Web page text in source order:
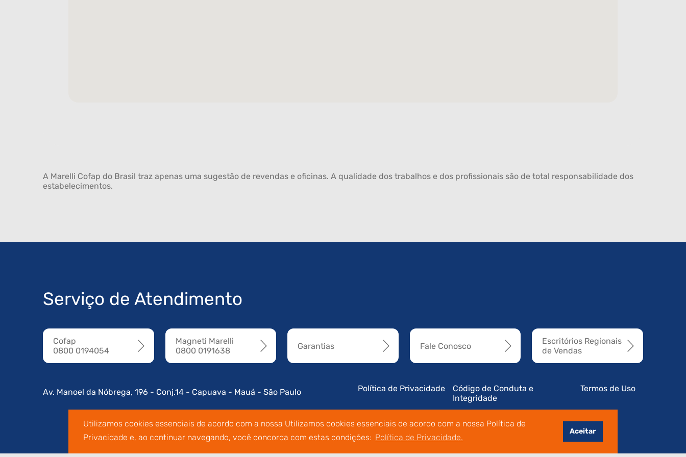
Utilizamos cookies essenciais de acordo com a nossa Utilizamos cookies essenciais de acordo com a nossa Política de
Privacidade e, ao continuar navegando, você concorda com estas condições: Política de Privacidade.
Aceitar
A Marelli Cofap do Brasil traz apenas uma sugestão de revendas e oficinas. A qualidade dos trabalhos e dos profissionais são de total responsabilidade dos
estabelecimentos.
Serviço de Atendimento
Cofap
0800 0194054
Magneti Marelli
0800 0191638
Garantias Fale Conosco
Escritórios Regionais
de Vendas
Av. Manoel da Nóbrega, 196 - Conj.14 - Capuava - Mauá - São Paulo Termos de Uso
Código de Conduta e
Integridade
Política de Privacidade